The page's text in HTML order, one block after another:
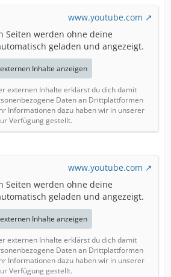
www.youtube.com
Seiten werden ohne deine
geladen und angezeigt.
Inhalte anzeigen
externen Inhalte erklärst du dich damit
Daten an Drittplattformen
Informationen dazu haben wir in unserer
Verfügung gestellt.
www.youtube.com
Seiten werden ohne deine
geladen und angezeigt.
Inhalte anzeigen
externen Inhalte erklärst du dich damit
Daten an Drittplattformen
Informationen dazu haben wir in unserer
Verfügung gestellt.